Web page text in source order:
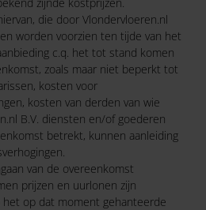
die door Vlondervloeren.nl
worden voorzien ten tijde van het
c.q. het tot stand komen
zoals maar niet beperkt tot
kosten voor
kosten van derden van wie
B.V. diensten en/of goederen
betrekt, kunnen aanleiding
van de overeenkomst
prijzen en uurlonen zijn
het op dat moment gehanteerde